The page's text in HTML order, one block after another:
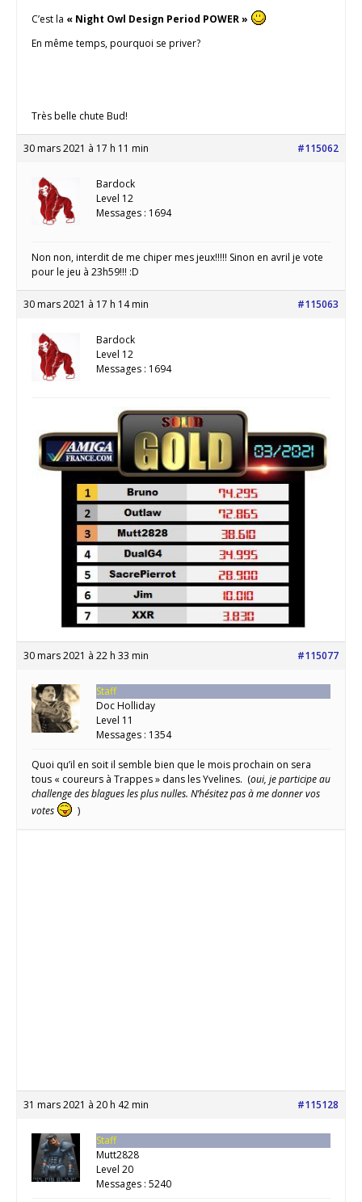
C’est la « Night Owl Design Period POWER »
En même temps, pourquoi se priver?
Très belle chute Bud!
30 mars 2021 à 17 h 11 min #115062
Bardock
Level 12
Messages : 1694
Non non, interdit de me chiper mes jeux!!!!! Sinon en avril je vote
pour le jeu à 23h59!!! :D
30 mars 2021 à 17 h 14 min #115063
Bardock
Level 12
Messages : 1694
30 mars 2021 à 22 h 33 min #115077
Staff
Doc Holliday
Level 11
Messages : 1354
Quoi qu’il en soit il semble bien que le mois prochain on sera
tous « coureurs à Trappes » dans les Yvelines. (oui, je participe au
challenge des blagues les plus nulles. N’hésitez pas à me donner vos
votes
)
31 mars 2021 à 20 h 42 min #115128
Staff
Mutt2828
Level 20
Messages : 5240